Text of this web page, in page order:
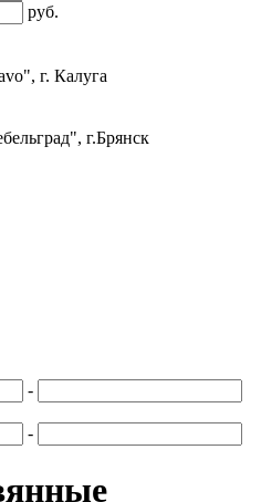
руб.
г. Калуга
г.Брянск
-
-